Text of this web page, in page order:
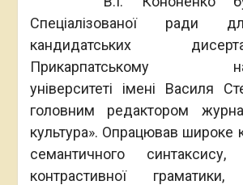
Спеціалізованої ради
кандидатських
Прикарпатському
університеті імені Василя
головним редактором
культура». Опрацював широке
семантичного синтаксису,
контрастивної граматики,